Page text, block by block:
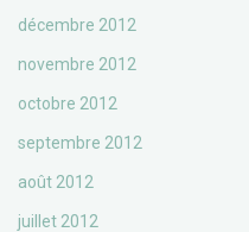
décembre 2012
novembre 2012
octobre 2012
septembre 2012
août 2012
juillet 2012